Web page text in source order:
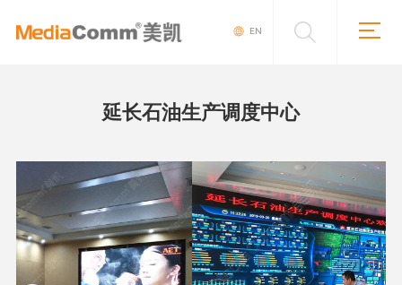
EN
延长石油生产调度中心